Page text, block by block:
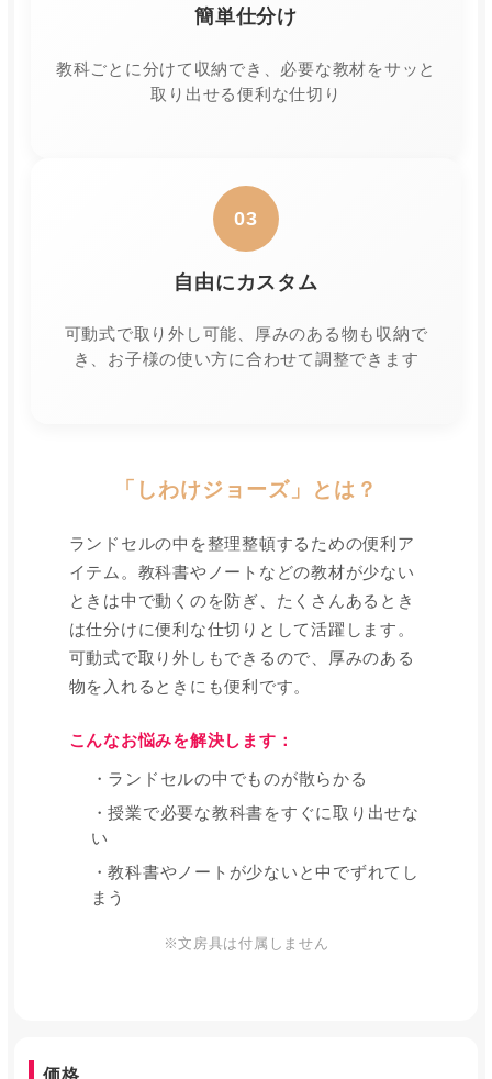
簡単仕分け
教科ごとに分けて収納でき、必要な教材をサッと
取り出せる便利な仕切り
03
自由にカスタム
可動式で取り外し可能、厚みのある物も収納で
き、お子様の使い方に合わせて調整できます
「しわけジョーズ」とは？
ランドセルの中を整理整頓するための便利ア
イテム。教科書やノートなどの教材が少ない
ときは中で動くのを防ぎ、たくさんあるとき
は仕分けに便利な仕切りとして活躍します。
可動式で取り外しもできるので、厚みのある
物を入れるときにも便利です。
こんなお悩みを解決します：
・ランドセルの中でものが散らかる
・授業で必要な教科書をすぐに取り出せな
い
・教科書やノートが少ないと中でずれてし
まう
※文房具は付属しません